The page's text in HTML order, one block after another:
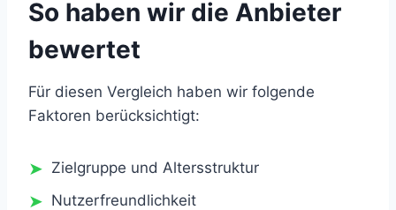
So haben wir die Anbieter
bewertet
Für diesen Vergleich haben wir folgende
Faktoren berücksichtigt:
Zielgruppe und Altersstruktur
Nutzerfreundlichkeit